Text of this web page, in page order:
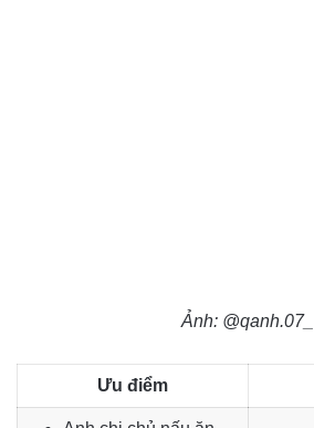
Ảnh: @qanh.07_
Ưu điểm